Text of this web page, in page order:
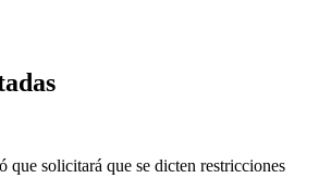
que solicitará que se dicten restricciones